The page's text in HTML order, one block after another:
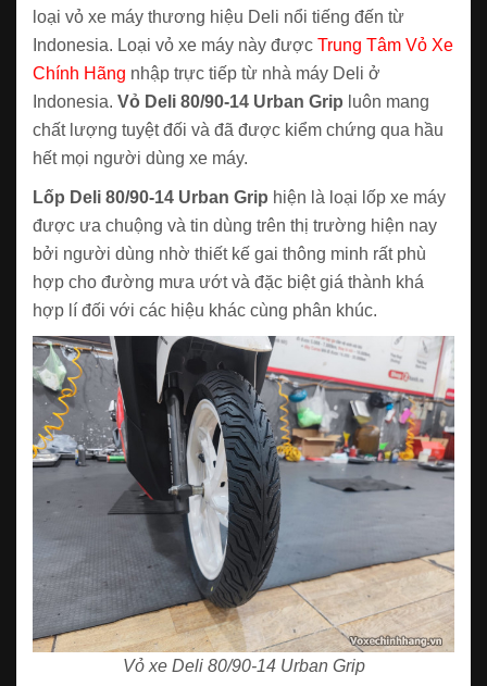
loại vỏ xe máy thương hiệu Deli nổi tiếng đến từ
Indonesia. Loại vỏ xe máy này được Trung Tâm Vỏ Xe
Chính Hãng nhập trực tiếp từ nhà máy Deli ở
Indonesia. Vỏ Deli 80/90-14 Urban Grip luôn mang
chất lượng tuyệt đối và đã được kiểm chứng qua hầu
hết mọi người dùng xe máy.
Lốp Deli 80/90-14 Urban Grip hiện là loại lốp xe máy
được ưa chuộng và tin dùng trên thị trường hiện nay
bởi người dùng nhờ thiết kế gai thông minh rất phù
hợp cho đường mưa ướt và đặc biệt giá thành khá
hợp lí đối với các hiệu khác cùng phân khúc.
Vỏ xe Deli 80/90-14 Urban Grip